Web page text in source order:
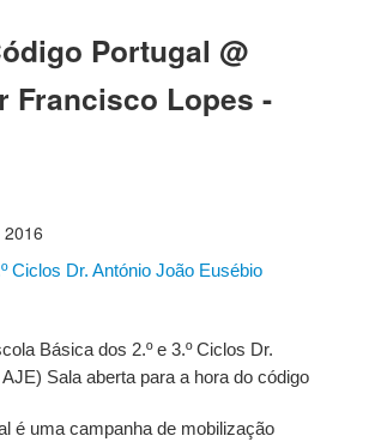
Portugal @
Francisco Lopes -
Ciclos Dr. António João Eusébio
Básica dos 2.º e 3.º Ciclos Dr.
Sala aberta para a hora do código
é uma campanha de mobilização